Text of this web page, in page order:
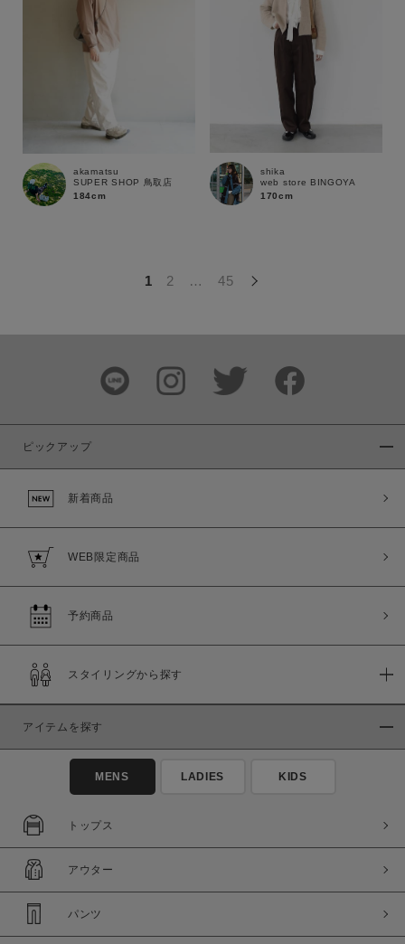
この条件で絞り込む
akamatsu
SUPER SHOP 鳥取店
184cm
shika
web store BINGOYA
170cm
1 2 … 45
ピックアップ
新着商品
WEB限定商品
予約商品
スタイリングから探す
アイテムを探す
MENS LADIES KIDS
トップス
アウター
パンツ